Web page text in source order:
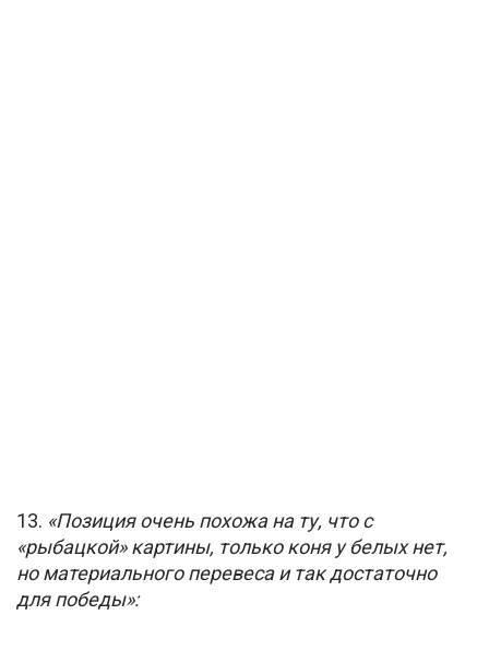
13. «Позиция очень похожа на ту, что с
«рыбацкой» картины, только коня у белых нет,
но материального перевеса и так достаточно
для победы»: